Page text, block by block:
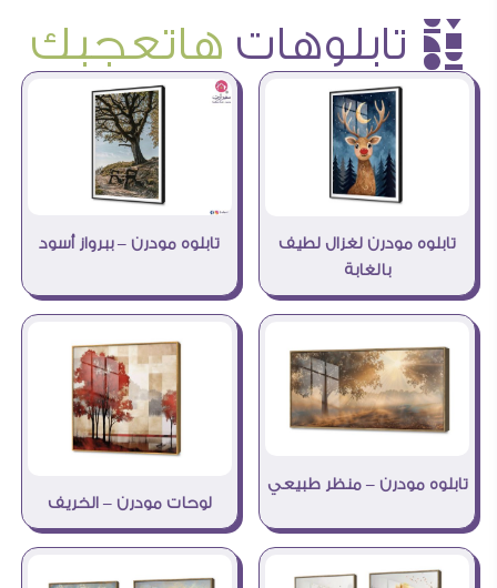
è تابلوهات هاتعجبك
تابلوه مودرن لغزال لطيف
بالغابة
تابلوه مودرن – ببرواز أسود
تابلوه مودرن – منظر طبيعي
لوحات مودرن – الخريف